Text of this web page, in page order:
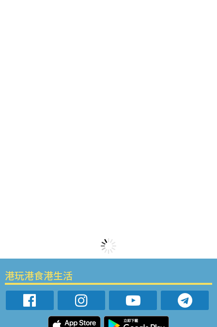
港玩港食港生活